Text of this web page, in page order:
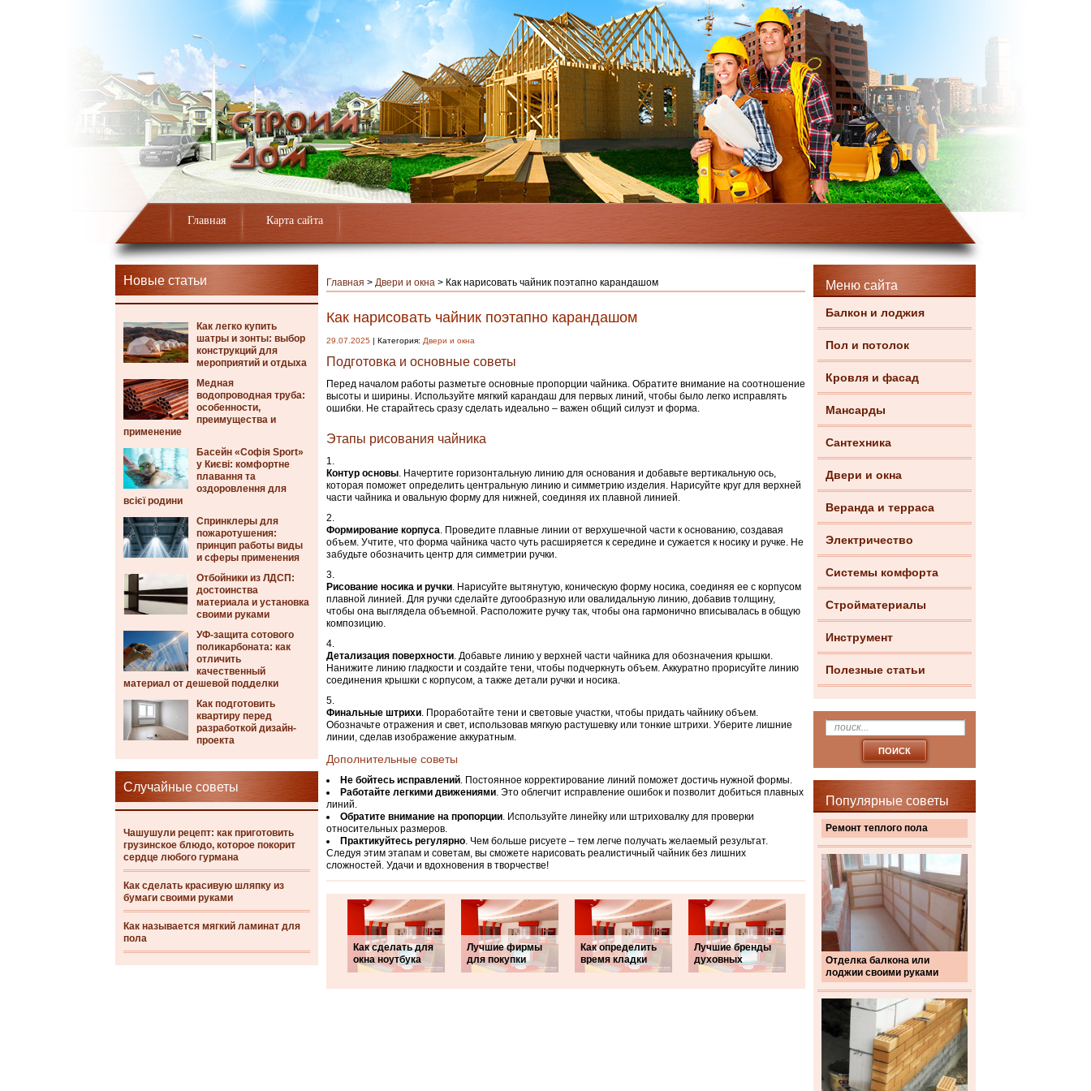
Главная Карта сайта
Новые статьи
Как легко купить
шатры и зонты: выбор
конструкций для
мероприятий и отдыха
Медная
водопроводная труба:
особенности,
преимущества и
применение
Басейн «Софія Sport»
у Києві: комфортне
плавання та
оздоровлення для
всієї родини
Спринклеры для
пожаротушения:
принцип работы виды
и сферы применения
Отбойники из ЛДСП:
достоинства
материала и установка
своими руками
УФ-защита сотового
поликарбоната: как
отличить
качественный
материал от дешевой подделки
Как подготовить
квартиру перед
разработкой дизайн-
проекта
Случайные советы
Чашушули рецепт: как приготовить
грузинское блюдо, которое покорит
сердце любого гурмана
Как сделать красивую шляпку из
бумаги своими руками
Как называется мягкий ламинат для
пола
Меню сайта
Балкон и лоджия
Пол и потолок
Кровля и фасад
Мансарды
Сантехника
Двери и окна
Веранда и терраса
Электричество
Системы комфорта
Стройматериалы
Инструмент
Полезные статьи
Популярные советы
Ремонт теплого пола
Отделка балкона или
лоджии своими руками
Главная > Двери и окна > Как нарисовать чайник поэтапно карандашом
Как нарисовать чайник поэтапно карандашом
29.07.2025 | Категория: Двери и окна
Подготовка и основные советы
Перед началом работы разметьте основные пропорции чайника. Обратите внимание на соотношение
высоты и ширины. Используйте мягкий карандаш для первых линий, чтобы было легко исправлять
ошибки. Не старайтесь сразу сделать идеально – важен общий силуэт и форма.
Этапы рисования чайника
Контур основы. Начертите горизонтальную линию для основания и добавьте вертикальную ось,
которая поможет определить центральную линию и симметрию изделия. Нарисуйте круг для верхней
части чайника и овальную форму для нижней, соединяя их плавной линией.
Формирование корпуса. Проведите плавные линии от верхушечной части к основанию, создавая
объем. Учтите, что форма чайника часто чуть расширяется к середине и сужается к носику и ручке. Не
забудьте обозначить центр для симметрии ручки.
Рисование носика и ручки. Нарисуйте вытянутую, коническую форму носика, соединяя ее с корпусом
плавной линией. Для ручки сделайте дугообразную или овалидальную линию, добавив толщину,
чтобы она выглядела объемной. Расположите ручку так, чтобы она гармонично вписывалась в общую
композицию.
Детализация поверхности. Добавьте линию у верхней части чайника для обозначения крышки.
Нанижите линию гладкости и создайте тени, чтобы подчеркнуть объем. Аккуратно прорисуйте линию
соединения крышки с корпусом, а также детали ручки и носика.
Финальные штрихи. Проработайте тени и световые участки, чтобы придать чайнику объем.
Обозначьте отражения и свет, использовав мягкую растушевку или тонкие штрихи. Уберите лишние
линии, сделав изображение аккуратным.
Дополнительные советы
Не бойтесь исправлений. Постоянное корректирование линий поможет достичь нужной формы.
Работайте легкими движениями. Это облегчит исправление ошибок и позволит добиться плавных
линий.
Обратите внимание на пропорции. Используйте линейку или штриховалку для проверки
относительных размеров.
Практикуйтесь регулярно. Чем больше рисуете – тем легче получать желаемый результат.
Следуя этим этапам и советам, вы сможете нарисовать реалистичный чайник без лишних
сложностей. Удачи и вдохновения в творчестве!
Как сделать для
окна ноутбука
Лучшие фирмы
для покупки
Как определить
время кладки
Лучшие бренды
духовных